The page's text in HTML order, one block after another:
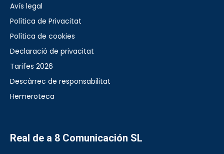
Avís legal
Política de Privacitat
Política de cookies
Declaració de privacitat
Tarifes 2026
Descàrrec de responsabilitat
Hemeroteca
Real de a 8 Comunicación SL